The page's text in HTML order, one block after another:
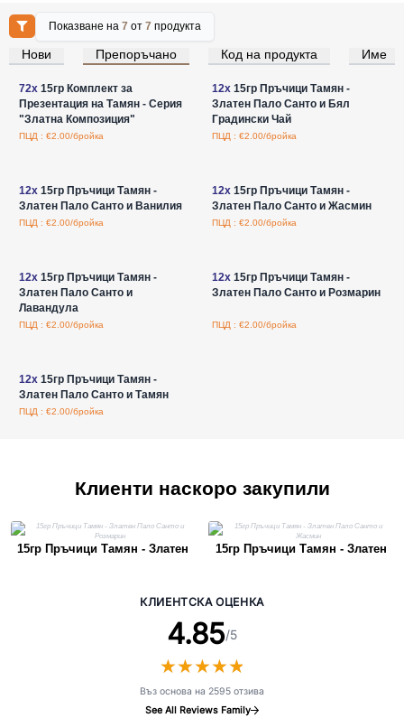
Показване на7 от7 продукта
Нови Препоръчано Код на продукта Име
Влезте за цени на едро
72x15гр Комплект за
Презентация на Тамян - Серия
"Златна Композиция"
ПЦД : €2.00/бройка
Влезте за цени на едро
12x15гр Пръчици Тамян -
Златен Пало Санто и Бял
Градински Чай
ПЦД : €2.00/бройка
12x15гр Пръчици Тамян -
Златен Пало Санто и Ванилия
ПЦД : €2.00/бройка
12x15гр Пръчици Тамян -
Златен Пало Санто и Жасмин
ПЦД : €2.00/бройка
12x15гр Пръчици Тамян -
Златен Пало Санто и
Лавандула
ПЦД : €2.00/бройка
12x15гр Пръчици Тамян -
Златен Пало Санто и Розмарин
ПЦД : €2.00/бройка
12x15гр Пръчици Тамян -
Златен Пало Санто и Тамян
ПЦД : €2.00/бройка
Клиенти наскоро закупили
15гр Пръчици Тамян - Златен
15гр Пръчици Тамян - Златен
КЛИЕНТСКА ОЦЕНКА
4.85/5
★★★★★
★★★★★
Въз основа на 2595 отзива
See All Reviews Family